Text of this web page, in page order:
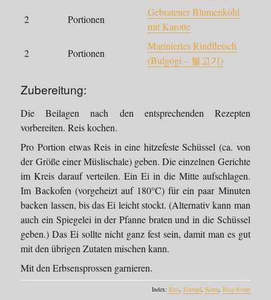
2 Portionen
Gebratener Blumenkohl
mit Karotte
2 Portionen
Mariniertes Rindfleisch
(Bulgogi – 불고기)
Zubereitung:
Die Beilagen nach den entsprechenden Rezepten
vorbereiten. Reis kochen.
Pro Portion etwas Reis in eine hitzefeste Schüssel (ca. von
der Größe einer Müslischale) geben. Die einzelnen Gerichte
im Kreis darauf verteilen. Ein Ei in die Mitte aufschlagen.
Im Backofen (vorgeheizt auf 180°C) für ein paar Minuten
backen lassen, bis das Ei leicht stockt. (Alternativ kann man
auch ein Spiegelei in der Pfanne braten und in die Schüssel
geben.) Das Ei sollte nicht ganz fest sein, damit man es gut
mit den übrigen Zutaten mischen kann.
Mit den Erbsensprossen garnieren.
Index: Reis, Eintopf, Korea, Blog-Event